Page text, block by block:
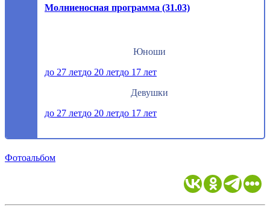
Молниеносная программа (31.03)
Юноши
до 27 летдо 20 летдо 17 лет
Девушки
до 27 летдо 20 летдо 17 лет
Фотоальбом